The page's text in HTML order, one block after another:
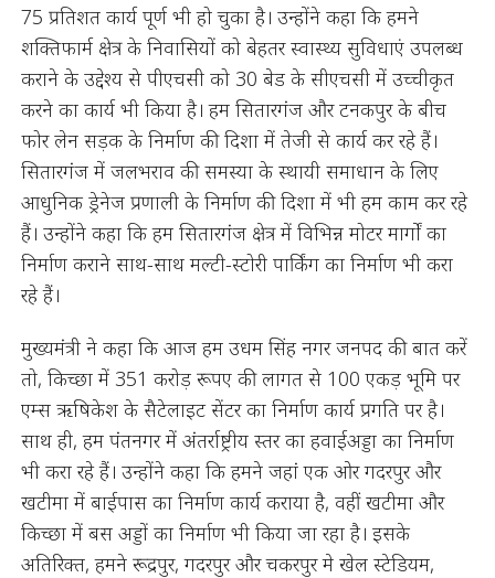
75 प्रतिशत कार्य पूर्ण भी हो चुका है। उन्होंने कहा कि हमने
शक्तिफार्म क्षेत्र के निवासियों को बेहतर स्वास्थ्य सुविधाएं उपलब्ध
कराने के उद्देश्य से पीएचसी को 30 बेड के सीएचसी में उच्चीकृत
करने का कार्य भी किया है। हम सितारगंज और टनकपुर के बीच
फोर लेन सड़क के निर्माण की दिशा में तेजी से कार्य कर रहे हैं।
सितारगंज में जलभराव की समस्या के स्थायी समाधान के लिए
आधुनिक ड्रेनेज प्रणाली के निर्माण की दिशा में भी हम काम कर रहे
हैं। उन्होंने कहा कि हम सितारगंज क्षेत्र में विभिन्न मोटर मार्गों का
निर्माण कराने साथ-साथ मल्टी-स्टोरी पार्किंग का निर्माण भी करा
रहे हैं।
मुख्यमंत्री ने कहा कि आज हम उधम सिंह नगर जनपद की बात करें
तो, किच्छा में 351 करोड़ रूपए की लागत से 100 एकड़ भूमि पर
एम्स ऋषिकेश के सैटेलाइट सेंटर का निर्माण कार्य प्रगति पर है।
साथ ही, हम पंतनगर में अंतर्राष्ट्रीय स्तर का हवाईअड्डा का निर्माण
भी करा रहे हैं। उन्होंने कहा कि हमने जहां एक ओर गदरपुर और
खटीमा में बाईपास का निर्माण कार्य कराया है, वहीं खटीमा और
किच्छा में बस अड्डों का निर्माण भी किया जा रहा है। इसके
अतिरिक्त, हमने रूद्रपुर, गदरपुर और चकरपुर मे खेल स्टेडियम,